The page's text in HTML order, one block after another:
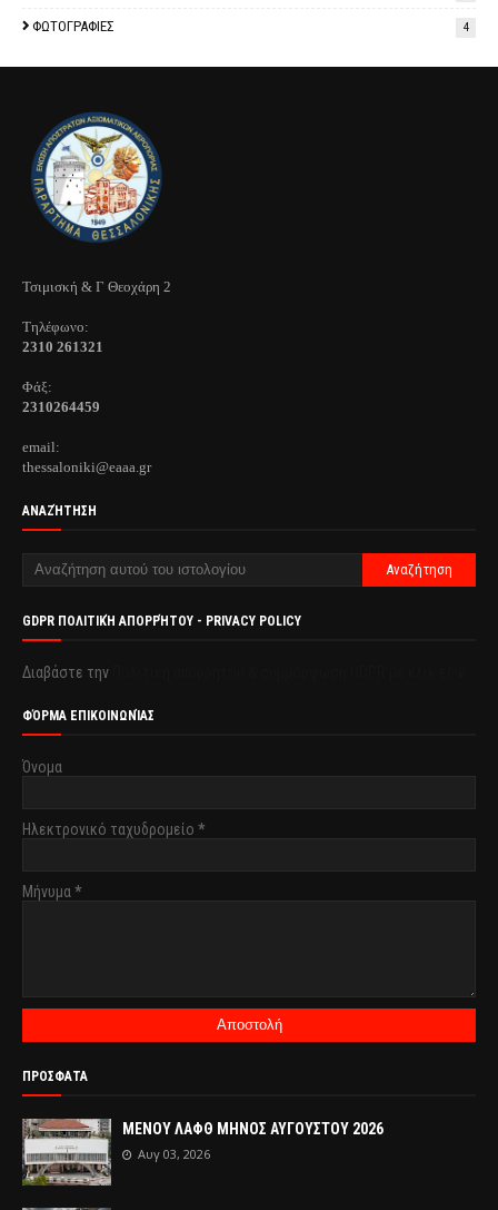
ΦΩΤΟΓΡΑΦΙΕΣ 4
Τσιμισκή & Γ Θεοχάρη 2
Τηλέφωνo:
2310 261321
Φάξ:
2310264459
email:
thessaloniki@eaaa.gr
ΑΝΑΖΉΤΗΣΗ
GDPR ΠΟΛΙΤΙΚΉ ΑΠΟΡΡΉΤΟΥ - PRIVACY POLICY
Διαβάστε την
ΦΌΡΜΑ ΕΠΙΚΟΙΝΩΝΊΑΣ
Όνομα
Ηλεκτρονικό ταχυδρομείο *
Μήνυμα *
ΠΡΟΣΦΑΤΑ
ΜΕΝΟΥ ΛΑΦΘ ΜΗΝΟΣ ΑΥΓΟΥΣΤΟΥ 2026
Αυγ 03, 2026